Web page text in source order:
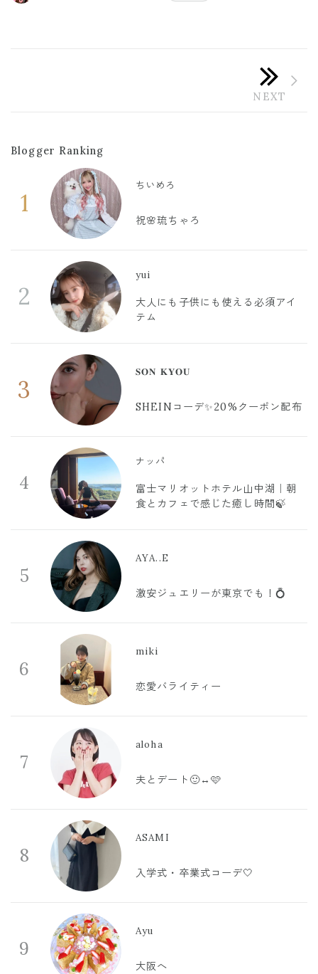
Blogger Ranking
1
ちいめろ
祝🌸琉ちゃろ
2
yui
大人にも子供にも使える必須アイ
テム
3
𝐒𝐎𝐍 𝐊𝐘𝐎𝐔
SHEINコーデ✨20%クーポン配布
4
ナッパ
富士マリオットホテル山中湖｜朝
食とカフェで感じた癒し時間🍃
5
AYA..E
激安ジュエリーが東京でも！💍
6
miki
恋愛バライティー
7
aloha
夫とデート🙂‍↔️🩷
8
ASAMI
入学式・卒業式コーデ🤍
9
Ayu
大阪へ